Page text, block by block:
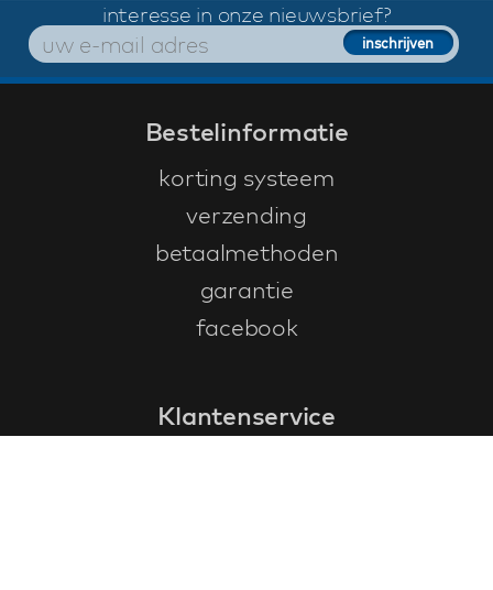
interesse in onze nieuwsbrief?
Bestelinformatie
korting systeem
verzending
betaalmethoden
garantie
facebook
Klantenservice